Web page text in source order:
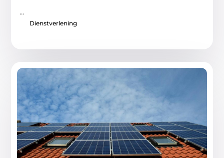
...
Dienstverlening